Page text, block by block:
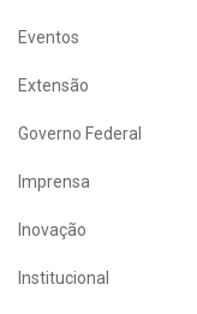
Eventos
Extensão
Governo Federal
Imprensa
Inovação
Institucional